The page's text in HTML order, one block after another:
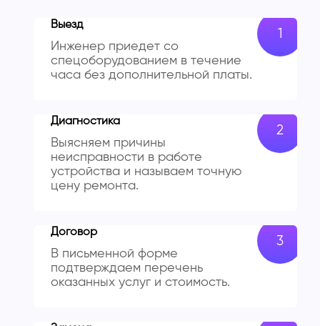
Выезд
Инженер приедет со
спецоборудованием в течение
часа без дополнительной платы.
Диагностика
Выясняем причины
неисправности в работе
устройства и называем точную
цену ремонта.
Договор
В письменной форме
подтверждаем перечень
оказанных услуг и стоимость.